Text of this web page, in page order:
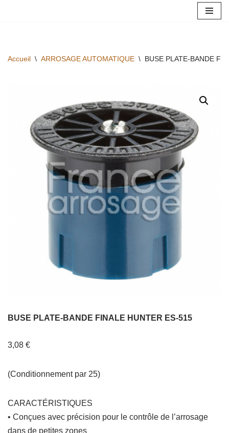
contenu
Accueil \ ARROSAGE AUTOMATIQUE \ BUSE PLATE-BANDE
BUSE PLATE-BANDE FINALE HUNTER ES-515
3,08 €
(Conditionnement par 25)
CARACTÉRISTIQUES
• Conçues avec précision pour le contrôle de l’arrosage
dans de petites zones